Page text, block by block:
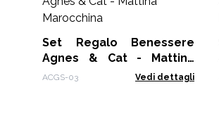
Set Regalo Benessere
Agnes & Cat - Mattina
Marocchina
ACGS-03 Vedi dettagli